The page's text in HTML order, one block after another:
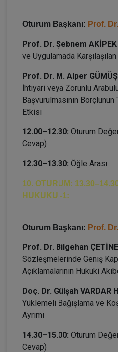
Oturum Başkanı: Prof.
Prof. Dr. Şebnem AKİPEK
ve Uygulamada
Prof. Dr. M. Alper
İhtiyari veya Zorunlu
Başvurulmasının
Etkisi
12.00–12.30: Oturum
Cevap)
12.30–13.30: Öğle Arası
10. OTURUM:
HUKUKU -1:
Oturum Başkanı: Prof.
Prof. Dr. Bilgehan
Sözleşmelerinde Geniş
Açıklamalarının Hukuki
Doç. Dr. Gülşah VARDAR
Yüklemeli Bağışlama ve
Ayrımı
14.30–15.00: Oturum
Cevap)